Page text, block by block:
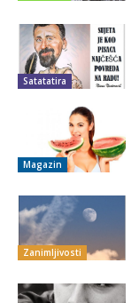
Satatatira
Magazin
Zanimljivosti